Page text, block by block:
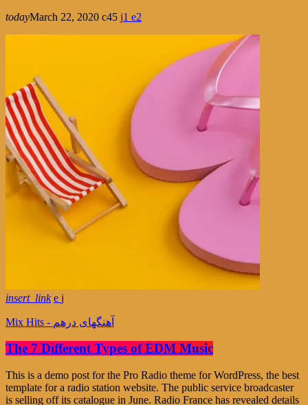
todayMarch 22, 2020 45 1 2
insert_link
Mix Hits - آهنگهای درهم
The 7 Different Types of EDM Music
This is a demo post for the Pro Radio theme for WordPress, the best
template for a radio station website. The public service broadcaster
is selling off its catalogue in June. Radio France has revealed details